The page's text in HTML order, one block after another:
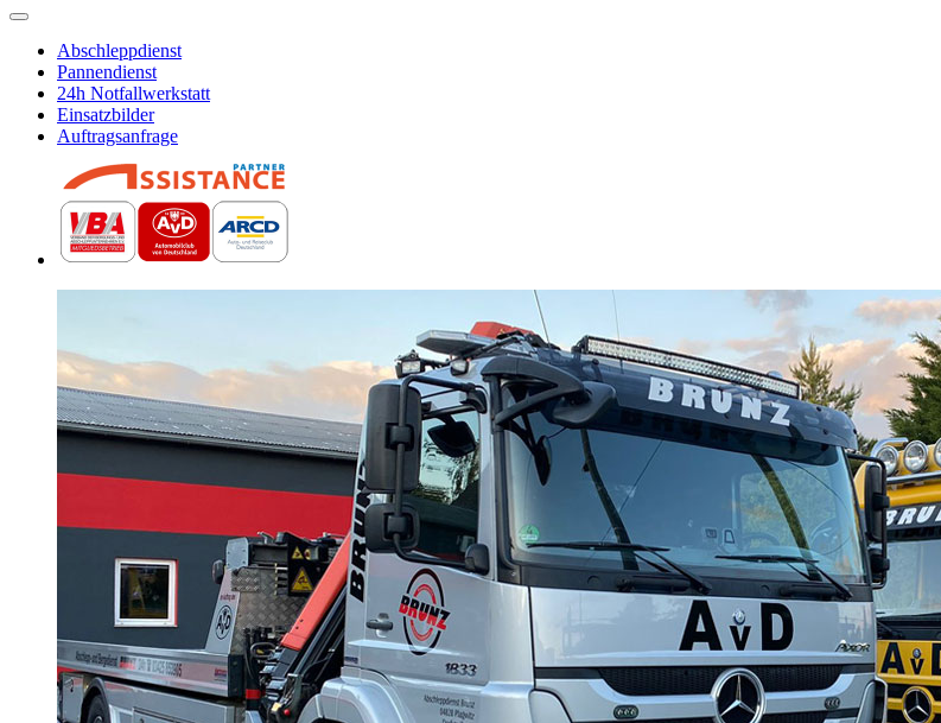
Abschleppdienst
Pannendienst
24h Notfallwerkstatt
Einsatzbilder
Auftragsanfrage